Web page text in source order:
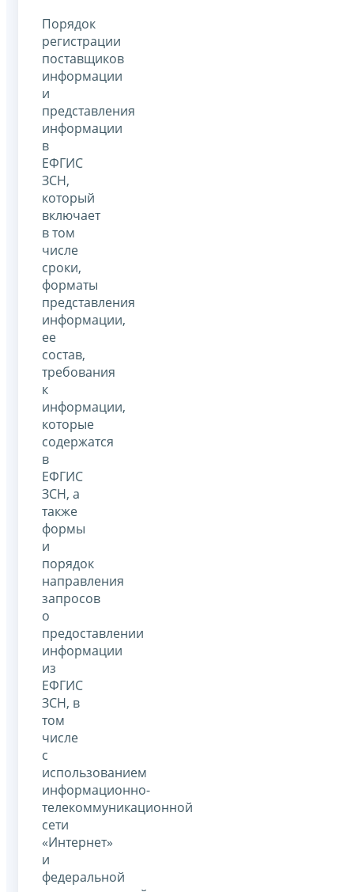
Порядок
регистрации
поставщиков
информации
и
представления
информации
в
ЕФГИС
ЗСН,
который
включает
в том
числе
сроки,
форматы
представления
информации,
ее
состав,
требования
к
информации,
которые
содержатся
в
ЕФГИС
ЗСН, а
также
формы
и
порядок
направления
запросов
о
предоставлении
информации
из
ЕФГИС
ЗСН, в
том
числе
с
использованием
информационно-
телекоммуникационной
сети
«Интернет»
и
федеральной